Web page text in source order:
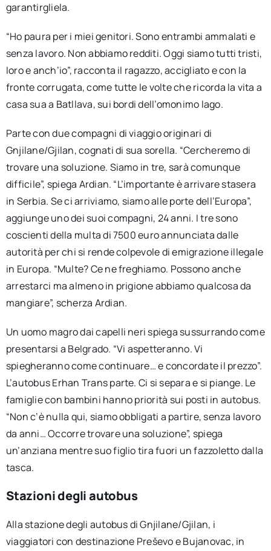
garantirgliela.
“Ho paura per i miei genitori. Sono entrambi ammalati e
senza lavoro. Non abbiamo redditi. Oggi siamo tutti tristi,
loro e anch’io”, racconta il ragazzo, accigliato e con la
fronte corrugata, come tutte le volte che ricorda la vita a
casa sua a Batllava, sui bordi dell’omonimo lago.
Parte con due compagni di viaggio originari di
Gnjilane/Gjilan, cognati di sua sorella. “Cercheremo di
trovare una soluzione. Siamo in tre, sarà comunque
difficile”, spiega Ardian. “L’importante è arrivare stasera
in Serbia. Se ci arriviamo, siamo alle porte dell’Europa”,
aggiunge uno dei suoi compagni, 24 anni. I tre sono
coscienti della multa di 7500 euro annunciata dalle
autorità per chi si rende colpevole di emigrazione illegale
in Europa. “Multe? Ce ne freghiamo. Possono anche
arrestarci ma almeno in prigione abbiamo qualcosa da
mangiare”, scherza Ardian.
Un uomo magro dai capelli neri spiega sussurrando come
presentarsi a Belgrado. “Vi aspetteranno. Vi
spiegheranno come continuare… e concordate il prezzo”.
L’autobus Erhan Trans parte. Ci si separa e si piange. Le
famiglie con bambini hanno priorità sui posti in autobus.
“Non c’è nulla qui, siamo obbligati a partire, senza lavoro
da anni… Occorre trovare una soluzione”, spiega
un’anziana mentre suo figlio tira fuori un fazzoletto dalla
tasca.
Stazioni degli autobus
Alla stazione degli autobus di Gnjilane/Gjilan, i
viaggiatori con destinazione Preševo e Bujanovac, in